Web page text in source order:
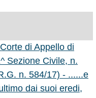
di Appello di
Sezione Civile, n.
n. 584/17) - ......e
dai suoi eredi,